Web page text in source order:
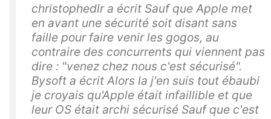
christophedlr a écrit Sauf que Apple met
en avant une sécurité soit disant sans
faille pour faire venir les gogos, au
contraire des concurrents qui viennent pas
dire : "venez chez nous c'est sécurisé".
Bysoft a écrit Alors la j'en suis tout ébaubi
je croyais qu'Apple était infaillible et que
leur OS était archi sécurisé Sauf que c'est